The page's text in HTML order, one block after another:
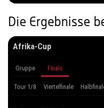
Die Ergebnisse
Afrika-Cup
Gruppe Finals
Tour 1/8 Viertelfinale